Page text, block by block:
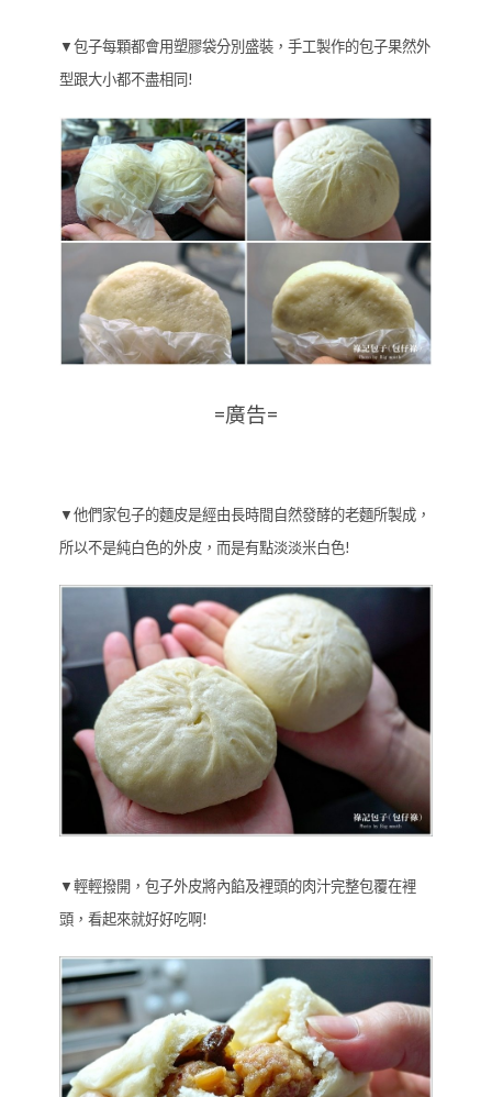
▼包子每顆都會用塑膠袋分別盛裝，手工製作的包子果然外
型跟大小都不盡相同!
=廣告=
▼他們家包子的麵皮是經由長時間自然發酵的老麵所製成，
所以不是純白色的外皮，而是有點淡淡米白色!
▼輕輕撥開，包子外皮將內餡及裡頭的肉汁完整包覆在裡
頭，看起來就好好吃啊!